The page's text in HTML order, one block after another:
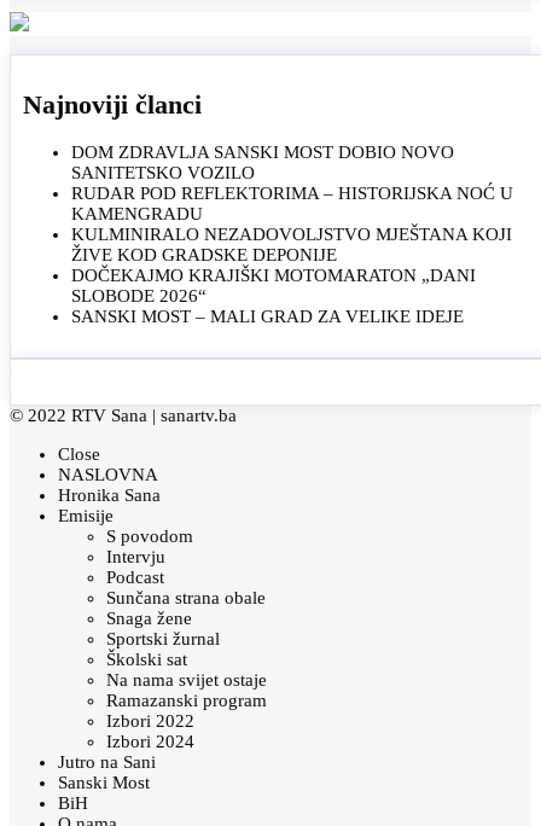
Najnoviji članci
DOM ZDRAVLJA SANSKI MOST DOBIO NOVO
SANITETSKO VOZILO
RUDAR POD REFLEKTORIMA – HISTORIJSKA NOĆ U
KAMENGRADU
KULMINIRALO NEZADOVOLJSTVO MJEŠTANA KOJI
ŽIVE KOD GRADSKE DEPONIJE
DOČEKAJMO KRAJIŠKI MOTOMARATON „DANI
SLOBODE 2026“
SANSKI MOST – MALI GRAD ZA VELIKE IDEJE
© 2022 RTV Sana | sanartv.ba
Close
NASLOVNA
Hronika Sana
Emisije
S povodom
Intervju
Podcast
Sunčana strana obale
Snaga žene
Sportski žurnal
Školski sat
Na nama svijet ostaje
Ramazanski program
Izbori 2022
Izbori 2024
Jutro na Sani
Sanski Most
BiH